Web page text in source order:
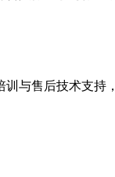
与售后技术支